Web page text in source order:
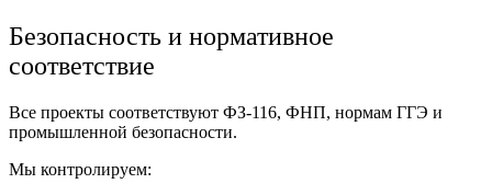
Безопасность и нормативное
соответствие
Все проекты соответствуют ФЗ-116, ФНП, нормам ГГЭ и
промышленной безопасности.
Мы контролируем: